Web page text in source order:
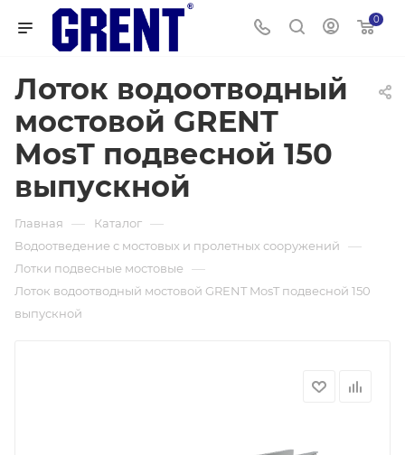
0
Лоток водоотводный
мостовой GRENT
MosT подвесной 150
выпускной
Главная — Каталог —
Водоотведение с мостовых и пролетных сооружений —
Лотки подвесные мостовые —
Лоток водоотводный мостовой GRENT MosT подвесной 150
выпускной